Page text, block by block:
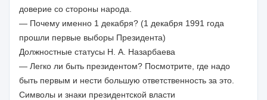
доверие со стороны народа.
— Почему именно 1 декабря? (1 декабря 1991 года
прошли первые выборы Президента)
Должностные статусы Н. А. Назарбаева
— Легко ли быть президентом? Посмотрите, где надо
быть первым и нести большую ответственность за это.
Символы и знаки президентской власти